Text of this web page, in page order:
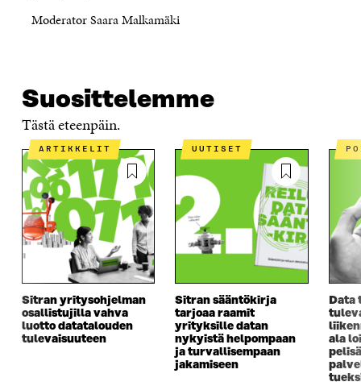
Moderator Saara Malkamäki
Suosittelemme
Tästä eteenpäin.
ARTIKKELIT
Sitran yritysohjelman
osallistujilla vahva
luotto datatalouden
tulevaisuuteen
UUTISET
Sitran sääntökirja
tarjoaa raamit
yrityksille datan
nykyistä helpompaan
ja turvallisempaan
jakamiseen
Data
ala